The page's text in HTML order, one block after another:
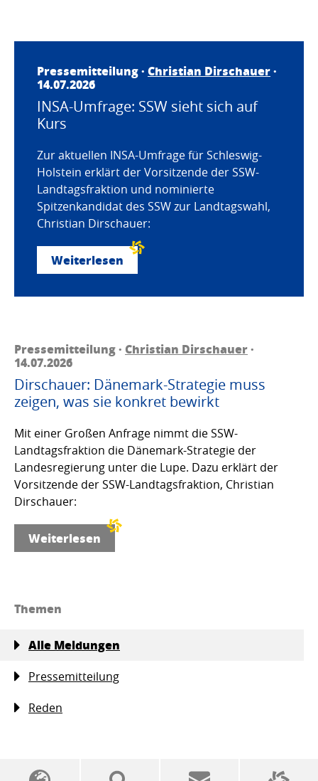
Pressemitteilung · Christian Dirschauer·
14.07.2026
INSA-Umfrage: SSW sieht sich auf
Kurs
Zur aktuellen INSA-Umfrage für Schleswig-
Holstein erklärt der Vorsitzende der SSW-
Landtagsfraktion und nominierte
Spitzenkandidat des SSW zur Landtagswahl,
Christian Dirschauer:
Weiterlesen
Pressemitteilung · Christian Dirschauer·
14.07.2026
Dirschauer: Dänemark-Strategie muss
zeigen, was sie konkret bewirkt
Mit einer Großen Anfrage nimmt die SSW-
Landtagsfraktion die Dänemark-Strategie der
Landesregierung unter die Lupe. Dazu erklärt der
Vorsitzende der SSW-Landtagsfraktion, Christian
Dirschauer:
Weiterlesen
Themen
Alle Meldungen
Pressemitteilung
Reden